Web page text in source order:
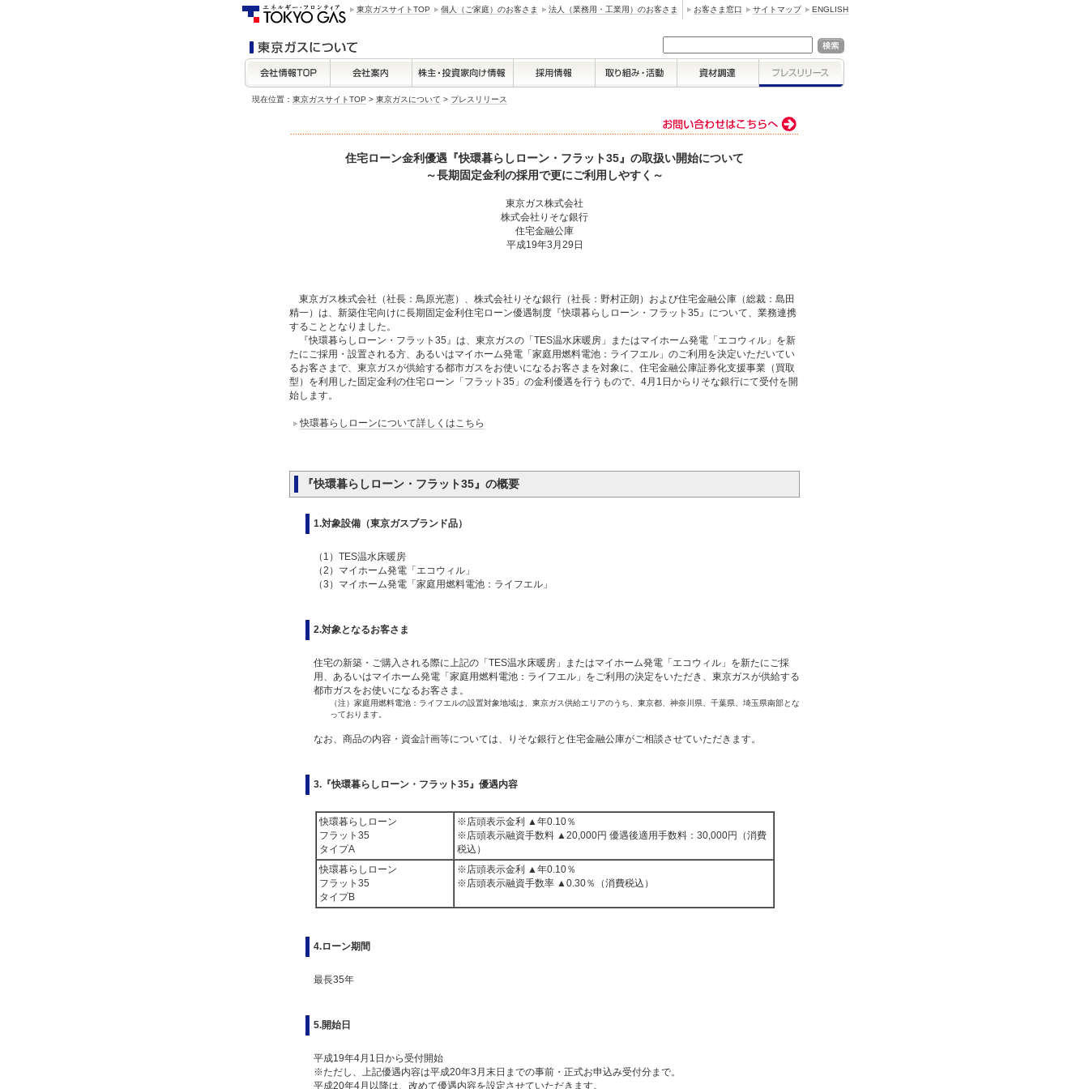
東京ガスサイトTOP 個人（ご家庭）のお客さま 法人（業務用・工業用）のお客さま お客さま窓口 サイトマップ ENGLISH
現在位置： 東京ガスサイトTOP > 東京ガスについて > プレスリリース
住宅ローン金利優遇『快環暮らしローン・フラット35』の取扱い開始について
～長期固定金利の採用で更にご利用しやすく～
東京ガス株式会社
株式会社りそな銀行
住宅金融公庫
平成19年3月29日
東京ガス株式会社（社長：鳥原光憲）、株式会社りそな銀行（社長：野村正朗）および住宅金融公庫（総裁：島田
精一）は、新築住宅向けに長期固定金利住宅ローン優遇制度『快環暮らしローン・フラット35』について、業務連携
することとなりました。
『快環暮らしローン・フラット35』は、東京ガスの「TES温水床暖房」またはマイホーム発電「エコウィル」を新
たにご採用・設置される方、あるいはマイホーム発電「家庭用燃料電池：ライフエル」のご利用を決定いただいてい
るお客さまで、東京ガスが供給する都市ガスをお使いになるお客さまを対象に、住宅金融公庫証券化支援事業（買取
型）を利用した固定金利の住宅ローン「フラット35」の金利優遇を行うもので、4月1日からりそな銀行にて受付を開
始します。
快環暮らしローンについて詳しくはこちら
『快環暮らしローン・フラット35』の概要
1.対象設備（東京ガスブランド品）
（1）TES温水床暖房
（2）マイホーム発電「エコウィル」
（3）マイホーム発電「家庭用燃料電池：ライフエル」
2.対象となるお客さま
住宅の新築・ご購入される際に上記の「TES温水床暖房」またはマイホーム発電「エコウィル」を新たにご採
用、あるいはマイホーム発電「家庭用燃料電池：ライフエル」をご利用の決定をいただき、東京ガスが供給する
都市ガスをお使いになるお客さま。
（注）家庭用燃料電池：ライフエルの設置対象地域は、東京ガス供給エリアのうち、東京都、神奈川県、千葉県、埼玉県南部とな
っております。
なお、商品の内容・資金計画等については、りそな銀行と住宅金融公庫がご相談させていただきます。
3.『快環暮らしローン・フラット35』優遇内容
快環暮らしローン
フラット35
タイプA
※店頭表示金利 ▲年0.10％
※店頭表示融資手数料 ▲20,000円 優遇後適用手数料：30,000円（消費
税込）
快環暮らしローン
フラット35
タイプB
※店頭表示金利 ▲年0.10％
※店頭表示融資手数率 ▲0.30％（消費税込）
4.ローン期間
最長35年
5.開始日
平成19年4月1日から受付開始
※ただし、上記優遇内容は平成20年3月末日までの事前・正式お申込み受付分まで。
平成20年4月以降は、改めて優遇内容を設定させていただきます。